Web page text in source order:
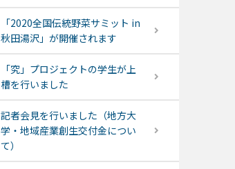
「2020全国伝統野菜サミット in
秋田湯沢」が開催されます
「究」プロジェクトの学生が上
槽を行いました
記者会見を行いました（地方大
学・地域産業創生交付金につい
て）